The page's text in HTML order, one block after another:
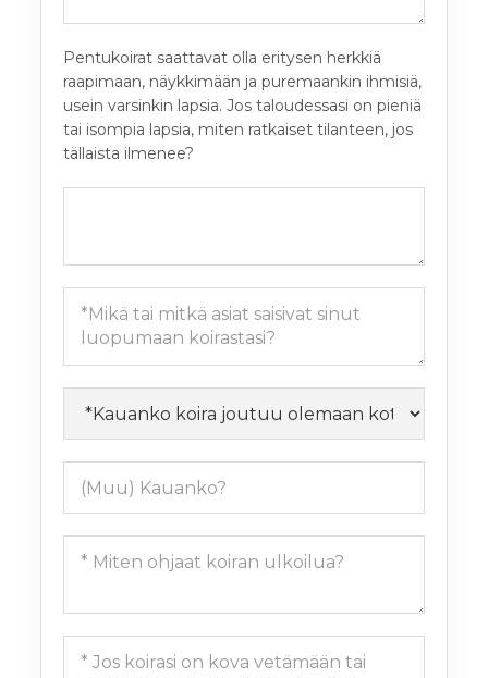
Pentukoirat saattavat olla eritysen herkkiä
raapimaan, näykkimään ja puremaankin ihmisiä,
usein varsinkin lapsia. Jos taloudessasi on pieniä
tai isompia lapsia, miten ratkaiset tilanteen, jos
tällaista ilmenee?